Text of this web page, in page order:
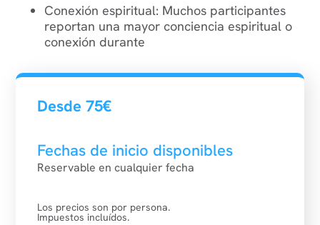
Conexión espiritual: Muchos participantes
reportan una mayor conciencia espiritual o
conexión durante
Desde 75€
Fechas de inicio disponibles
Reservable en cualquier fecha
Los precios son por persona.
Impuestos incluídos.